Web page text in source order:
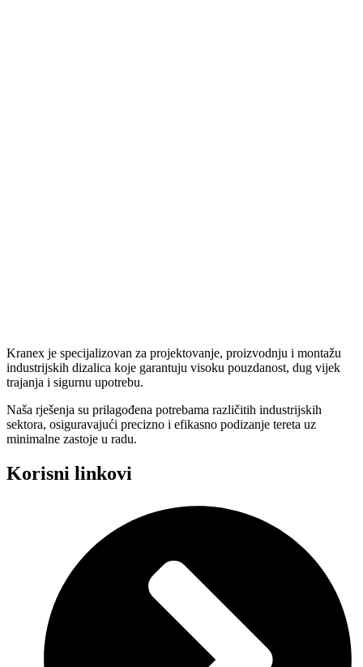
Kranex je specijalizovan za projektovanje, proizvodnju i montažu
industrijskih dizalica koje garantuju visoku pouzdanost, dug vijek
trajanja i sigurnu upotrebu.
Naša rješenja su prilagođena potrebama različitih industrijskih
sektora, osiguravajući precizno i efikasno podizanje tereta uz
minimalne zastoje u radu.
Korisni linkovi